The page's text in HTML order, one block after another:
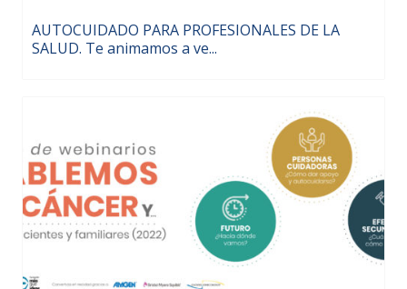
AUTOCUIDADO PARA PROFESIONALES DE LA
SALUD. Te animamos a ve...